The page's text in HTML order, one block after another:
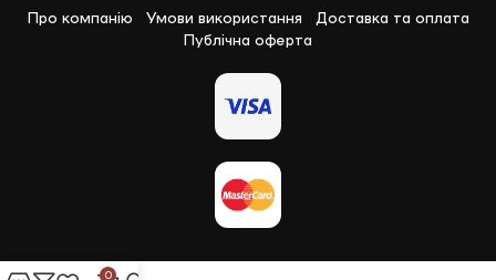
Про компанію Умови використання
Доставка та оплата
Публічна оферта
0